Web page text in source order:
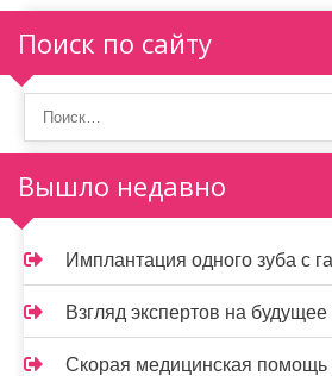
о
з
а
п
и
с
я
м
Поиск по сайту
Вышло недавно
Имплантация одного зуба с
Взгляд экспертов на
Скорая медицинская